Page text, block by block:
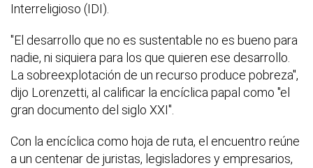
Interreligioso (IDI).
"El desarrollo que no es sustentable no es bueno para
nadie, ni siquiera para los que quieren ese desarrollo.
La sobreexplotación de un recurso produce pobreza",
dijo Lorenzetti, al calificar la encíclica papal como "el
gran documento del siglo XXI".
Con la encíclica como hoja de ruta, el encuentro reúne
a un centenar de juristas, legisladores y empresarios,